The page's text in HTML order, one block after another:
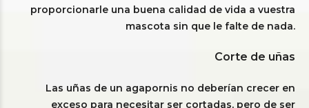
proporcionarle una buena calidad de vida a vuestra
mascota sin que le falte de nada.
Corte de uñas
Las uñas de un agapornis no deberían crecer en
exceso para necesitar ser cortadas, pero de ser